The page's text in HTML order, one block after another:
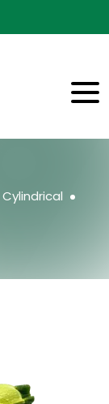
Cylindrical